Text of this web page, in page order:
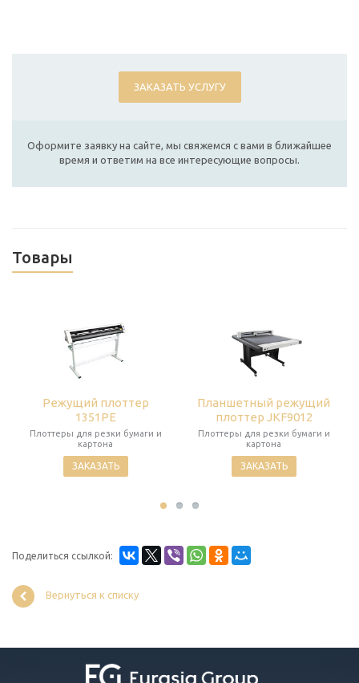
ЗАКАЗАТЬ УСЛУГУ
Оформите заявку на сайте, мы свяжемся с вами в ближайшее
время и ответим на все интересующие вопросы.
Товары
Режущий плоттер
1351PE
Плоттеры для резки бумаги и
картона
ЗАКАЗАТЬ
Планшетный режущий
плоттер JKF9012
Плоттеры для резки бумаги и
картона
ЗАКАЗАТЬ
Поделиться ссылкой:
Вернуться к списку